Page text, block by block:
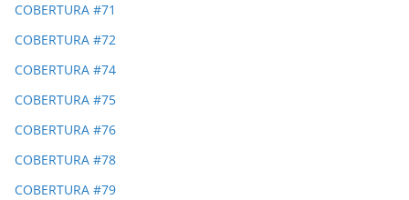
COBERTURA #71
COBERTURA #72
COBERTURA #74
COBERTURA #75
COBERTURA #76
COBERTURA #78
COBERTURA #79